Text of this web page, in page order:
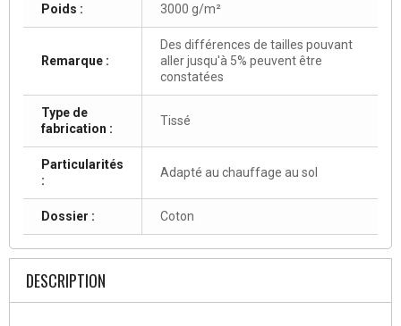
Poids : 3000 g/m²
Remarque :
Des différences de tailles pouvant
aller jusqu'à 5% peuvent être
constatées
Type de
fabrication :
Tissé
Particularités
:
Adapté au chauffage au sol
Dossier : Coton
DESCRIPTION